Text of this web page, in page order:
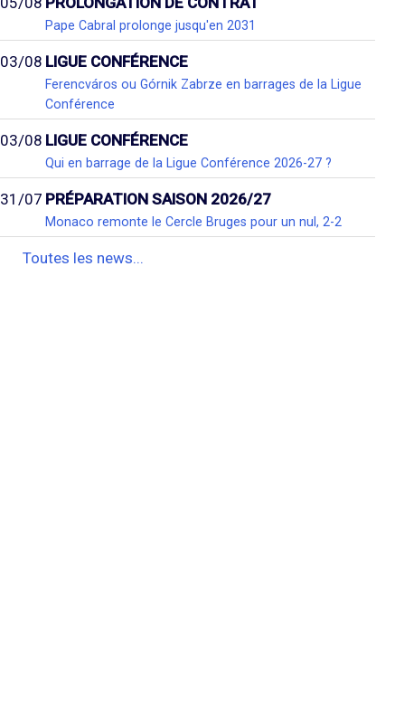
Pape Cabral prolonge jusqu'en 2031
03/08 LIGUE CONFÉRENCE
Ferencváros ou Górnik Zabrze en barrages de la Ligue
Conférence
03/08 LIGUE CONFÉRENCE
Qui en barrage de la Ligue Conférence 2026-27 ?
31/07 PRÉPARATION SAISON 2026/27
Monaco remonte le Cercle Bruges pour un nul, 2-2
Toutes les news...